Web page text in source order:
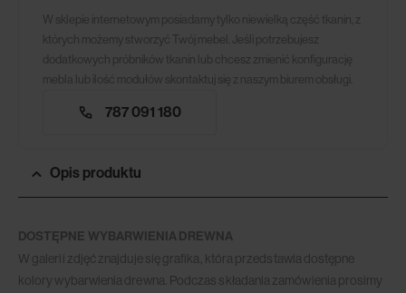
W sklepie internetowym posiadamy tylko niewielką część tkanin, z
których możemy stworzyć Twój mebel. Jeśli potrzebujesz
dodatkowych próbników tkanin lub chcesz zmienić konfigurację
mebla lub ilość modułów skontaktuj się z naszym biurem obsługi.
787 091 180
Opis produktu
DOSTĘPNE WYBARWIENIA DREWNA
W galerii zdjęć znajduje się grafika, która przedstawia dostępne
kolory wybarwienia drewna. Podczas składania zamówienia prosimy